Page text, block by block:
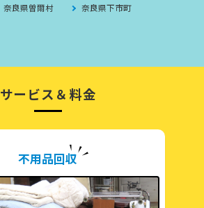
奈良県曽爾村 奈良県下市町
サービス＆料金
不用品回収